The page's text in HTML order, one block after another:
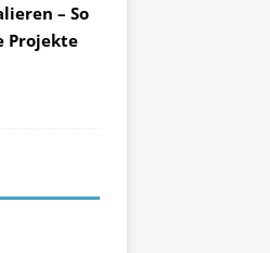
– So
Projekte